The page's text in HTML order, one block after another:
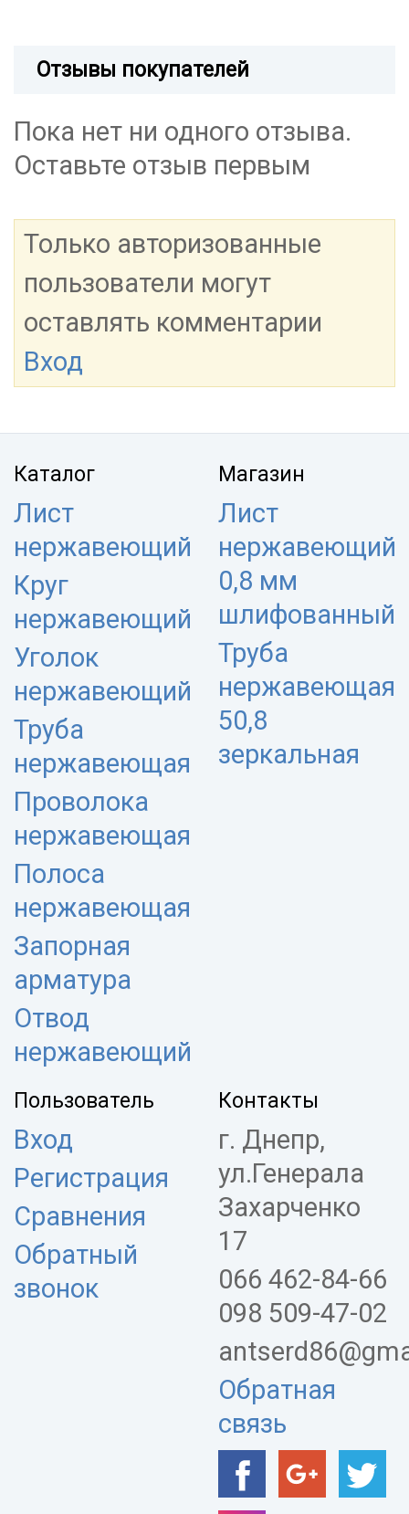
Отзывы покупателей
Пока нет ни одного отзыва.
Оставьте отзыв первым
Только авторизованные
пользователи могут
оставлять комментарии
Вход
Каталог
Лист
нержавеющий
Круг
нержавеющий
Уголок
нержавеющий
Труба
нержавеющая
Проволока
нержавеющая
Полоса
нержавеющая
Запорная
арматура
Отвод
нержавеющий
Магазин
Лист
нержавеющий
0,8 мм
шлифованный
Труба
нержавеющая
50,8
зеркальная
Пользователь
Вход
Регистрация
Сравнения
Обратный
звонок
Контакты
г. Днепр,
ул.Генерала
Захарченко
17
066 462-84-66
098 509-47-02
Обратная
связь